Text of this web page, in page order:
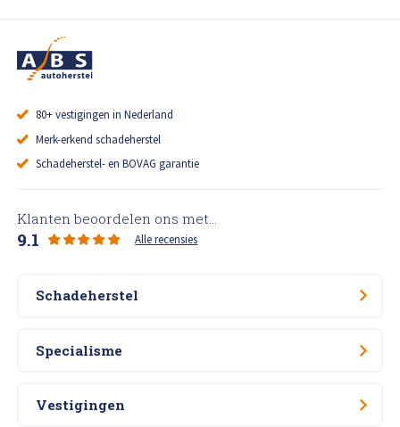
80+ vestigingen in Nederland
Merk-erkend schadeherstel
Schadeherstel- en BOVAG garantie
Klanten beoordelen ons met...
9.1 Alle recensies
Schadeherstel
Specialisme
Vestigingen